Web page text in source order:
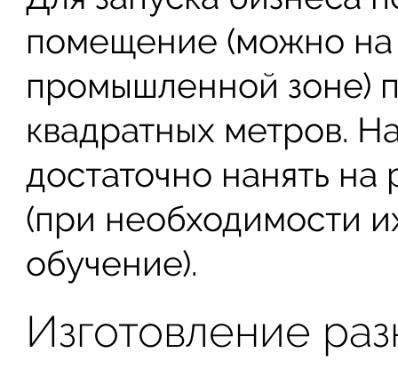
помещение (можно на
промышленной зоне)
квадратных метров.
достаточно нанять на
(при необходимости
обучение).
Изготовление